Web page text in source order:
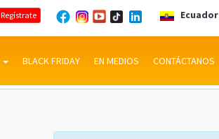
Regístrate Ecuador
BLACK FRIDAY EN MEDIOS CONTÁCTANOS